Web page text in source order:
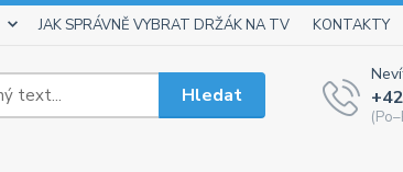
JAK SPRÁVNĚ VYBRAT DRŽÁK NA TV KONTAKTY
Hledat